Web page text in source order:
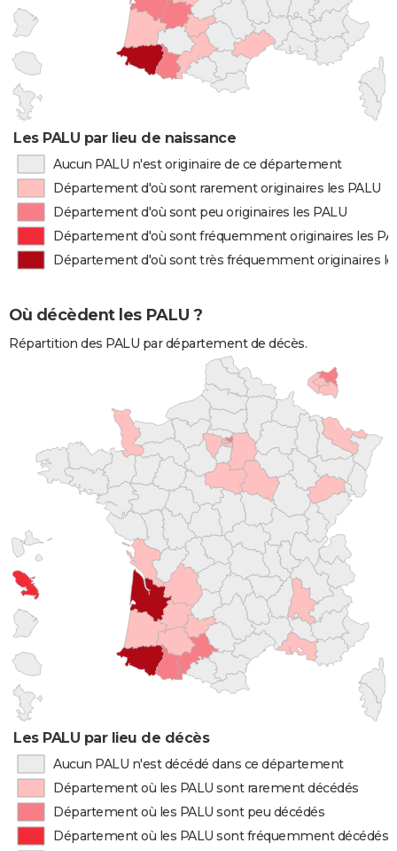
Les PALU par lieu de naissance
Aucun PALU n'est originaire de ce département
Département d'où sont rarement originaires les PALU
Département d'où sont peu originaires les PALU
Département d'où sont fréquemment originaires les
Département d'où sont très fréquemment originaires
Où décèdent les PALU ?
Répartition des PALU par département de décès.
Les PALU par lieu de décès
Aucun PALU n'est décédé dans ce département
Département où les PALU sont rarement décédés
Département où les PALU sont peu décédés
Département où les PALU sont fréquemment décédés